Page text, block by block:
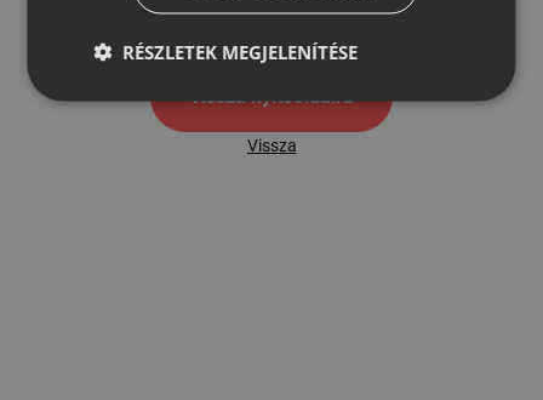
Vissza nyítóoldalra
Vissza
RÉSZLETEK MEGJELENÍTÉSE